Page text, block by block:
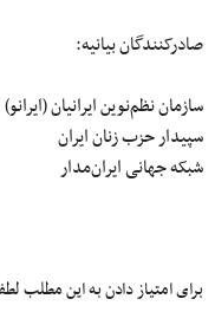
صادرکنندگان بیانیه:
سازمان نظم‌نوین ایرانیان (ایرانو)
سپیدار حزب زنان ایران
شبکه جهانی ایران‌مدار
برای امتیاز دادن به این مطلب